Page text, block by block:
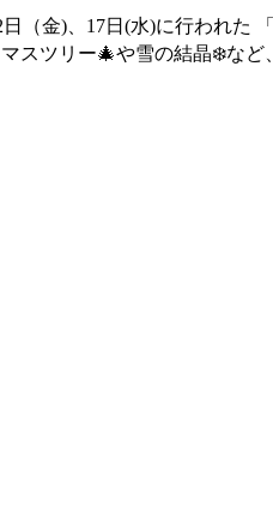
（金)、17日(水)に行われた
ツリー🎄や雪の結晶❄️な